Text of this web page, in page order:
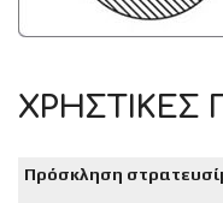
ΧΡΗΣΤΙΚΕΣ
Πρόσκληση